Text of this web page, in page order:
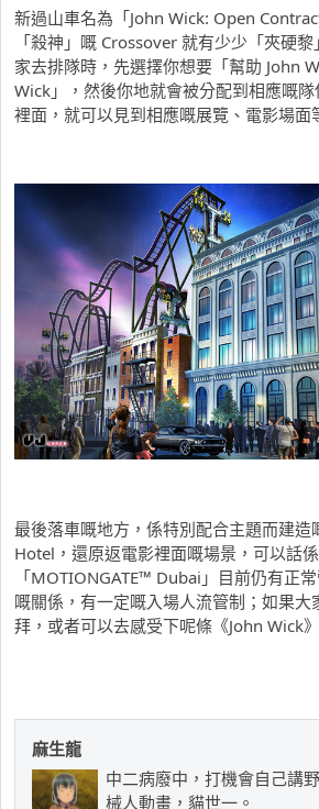
新過山車名為「John Wick: Open
「殺神」嘅 Crossover 就有少少「夾硬
家去排隊時，先選擇你想要「幫助 John
Wick」，然後你地就會被分配到相應嘅
裡面，就可以見到相應嘅展覽、電影場面
最後落車嘅地方，係特別配合主題而建造
Hotel，還原返電影裡面嘅場景，可以話
「MOTIONGATE™ Dubai」目前仍有正
嘅關係，有一定嘅入場人流管制；如果大
拜，或者可以去感受下呢條《John Wick
麻生龍
中二病廢中，打機會自己講
械人動畫，貓世一。